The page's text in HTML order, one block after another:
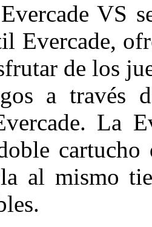
VS
Evercade,
de los
a través
La
al mismo